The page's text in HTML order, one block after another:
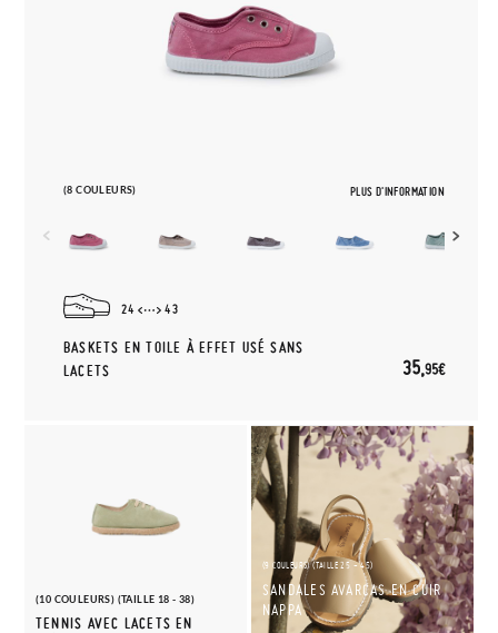
(8 COULEURS) PLUS D'INFORMATION
24 43
BASKETS EN TOILE À EFFET USÉ SANS
LACETS
35,95€
(10 COULEURS) (TAILLE 18 - 38)
TENNIS AVEC LACETS EN
(9 COULEURS) (TAILLE 25 - 45)
SANDALES AVARCAS EN CUIR
NAPPA